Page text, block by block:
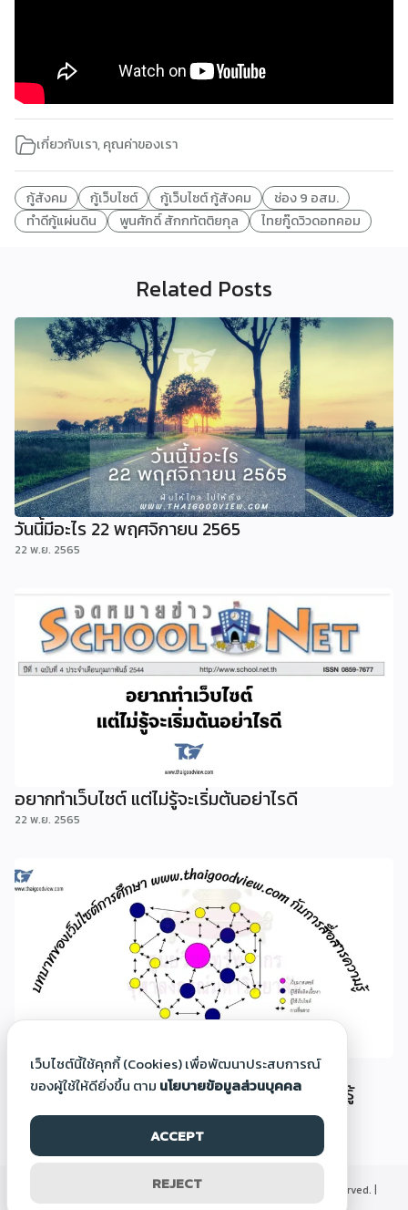
เกี่ยวกับเรา,คุณค่าของเรา
กู้สังคม กู้เว็บไซต์ กู้เว็บไซต์ กู้สังคม
ช่อง 9 อสม.
ทำดีกู้แผ่นดิน
พูนศักดิ์ สักกทัตติยกุล ไทยกู๊ดวิวดอทคอม
Related Posts
วันนี้มีอะไร 22 พฤศจิกายน 2565
22 พ.ย. 2565
อยากทำเว็บไซต์ แต่ไม่รู้จะเริ่มต้นอย่าไรดี
22 พ.ย. 2565
บทบาทของเว็บไซต์การศึกษา
www.thaigoodview.com กับสื่อสารการเรียนรู้
22 พ.ย. 2565
©2000-2026 Thaigoodview.com, All rights reserved. |
เว็บไซต์นี้ใช้คุกกี้ (Cookies) เพื่อพัฒนาประสบการณ์
ของผู้ใช้ให้ดียิ่งขึ้น ตาม นโยบายข้อมูลส่วนบุคคล
ACCEPT
REJECT